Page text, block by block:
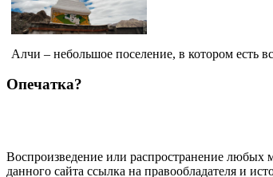
Алчи – небольшое поселение, в котором есть
Опечатка?
Воспроизведение или распространение любых
данного сайта ссылка на правообладателя и